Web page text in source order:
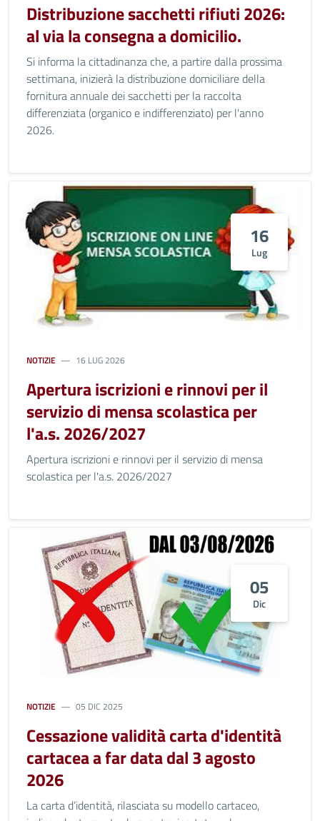
Distribuzione sacchetti rifiuti 2026:
al via la consegna a domicilio.
Si informa la cittadinanza che, a partire dalla prossima
settimana, inizierà la distribuzione domiciliare della
fornitura annuale dei sacchetti per la raccolta
differenziata (organico e indifferenziato) per l'anno
2026.
16
Lug
NOTIZIE 16 LUG 2026
Apertura iscrizioni e rinnovi per il
servizio di mensa scolastica per
l'a.s. 2026/2027
Apertura iscrizioni e rinnovi per il servizio di mensa
scolastica per l'a.s. 2026/2027
05
Dic
NOTIZIE 05 DIC 2025
Cessazione validità carta d'identità
cartacea a far data dal 3 agosto
2026
La carta d’identità, rilasciata su modello cartaceo,